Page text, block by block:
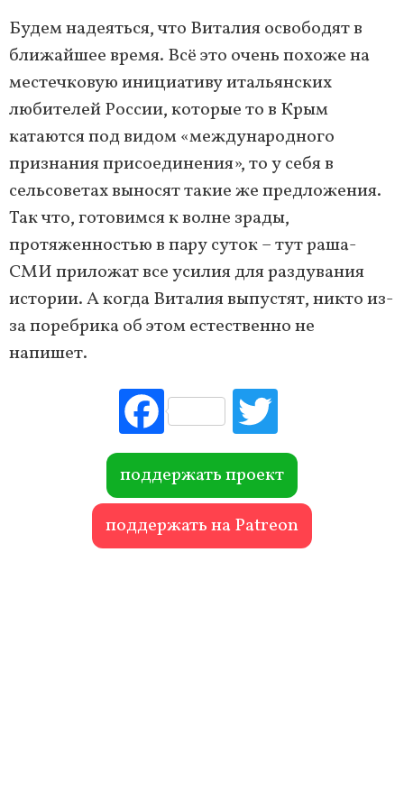
Будем надеяться, что Виталия освободят в
ближайшее время. Всё это очень похоже на
местечковую инициативу итальянских
любителей России, которые то в Крым
катаются под видом «международного
признания присоединения», то у себя в
сельсоветах выносят такие же предложения.
Так что, готовимся к волне зрады,
протяженностью в пару суток – тут раша-
СМИ приложат все усилия для раздувания
истории. А когда Виталия выпустят, никто из-
за поребрика об этом естественно не
напишет.
Fac
ebo
ok r
поддержать проект
поддержать на Patreon